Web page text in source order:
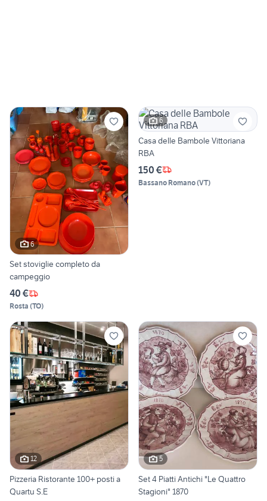
6
Set stoviglie completo da
campeggio
40 €
Rosta (TO)
6
Casa delle Bambole Vittoriana
RBA
150 €
Bassano Romano(VT)
12
Pizzeria Ristorante 100+ posti a
Quartu S.E
5
Set 4 Piatti Antichi "Le Quattro
Stagioni" 1870